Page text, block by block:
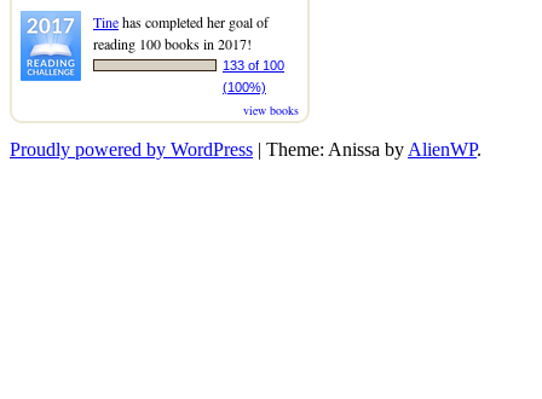
Tinehas completed her goal of
reading 100 books in 2017!
133 of 100
(100%)
view books
Proudly powered by WordPress | Theme: Anissa by AlienWP.